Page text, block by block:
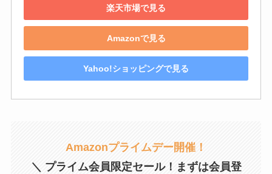
楽天市場で見る
Amazonで見る
Yahoo!ショッピングで見る
Amazonプライムデー開催！
＼ プライム会員限定セール！まずは会員登